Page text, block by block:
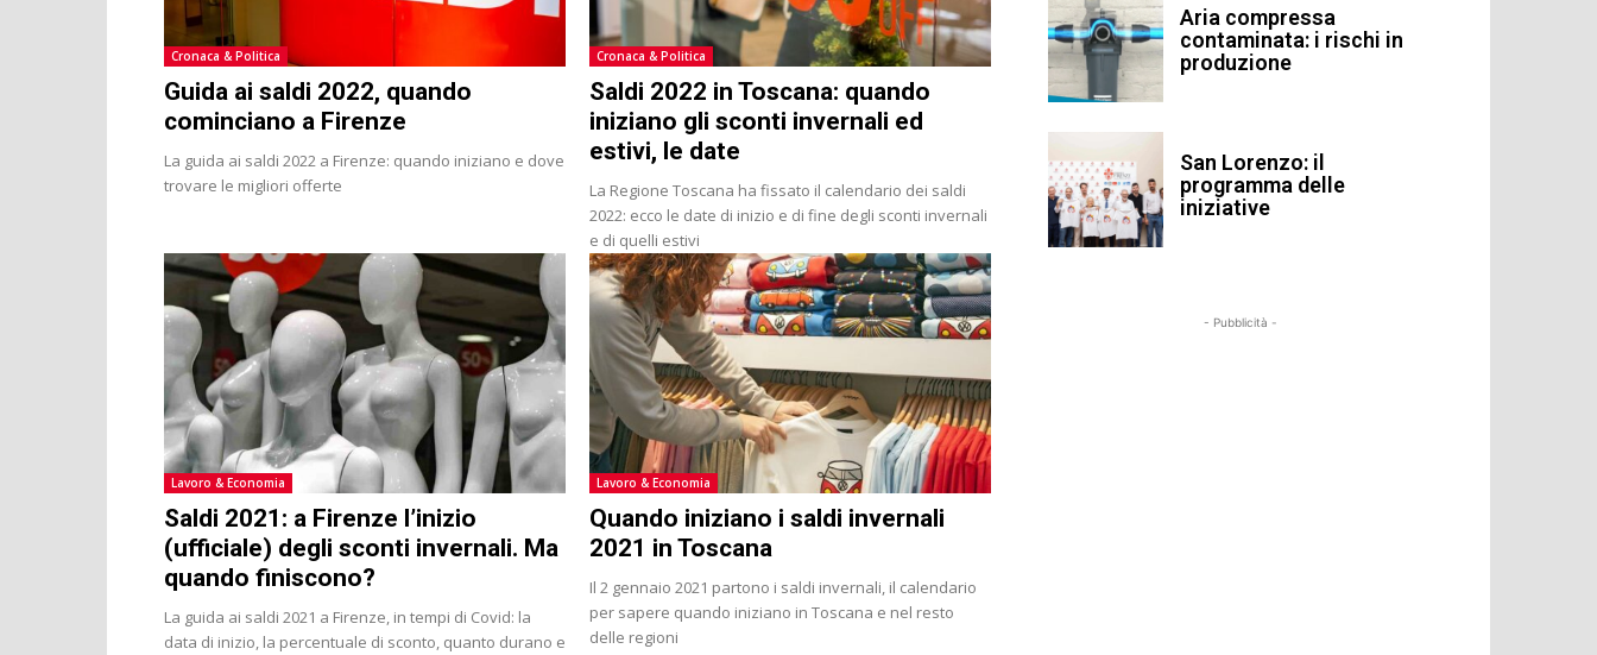
Cronaca & Politica
Guida ai saldi 2022, quando
cominciano a Firenze
La guida ai saldi 2022 a Firenze: quando iniziano e dove
trovare le migliori offerte
Cronaca & Politica
Saldi 2022 in Toscana: quando
iniziano gli sconti invernali ed
estivi, le date
La Regione Toscana ha fissato il calendario dei saldi
2022: ecco le date di inizio e di fine degli sconti invernali
e di quelli estivi
Lavoro & Economia
Saldi 2021: a Firenze l’inizio
(ufficiale) degli sconti invernali. Ma
quando finiscono?
La guida ai saldi 2021 a Firenze, in tempi di Covid: la
data di inizio, la percentuale di sconto, quanto durano e
Lavoro & Economia
Quando iniziano i saldi invernali
2021 in Toscana
Il 2 gennaio 2021 partono i saldi invernali, il calendario
per sapere quando iniziano in Toscana e nel resto
delle regioni
Aria compressa
contaminata: i rischi in
produzione
San Lorenzo: il
programma delle
iniziative
- Pubblicità -